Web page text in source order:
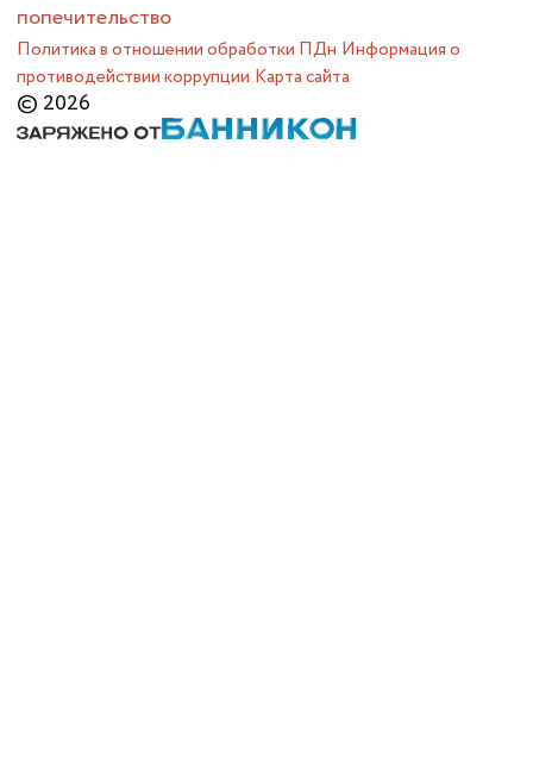
попечительство
Политика в отношении обработки ПДн Информация о
противодействии коррупции Карта сайта
© 2026